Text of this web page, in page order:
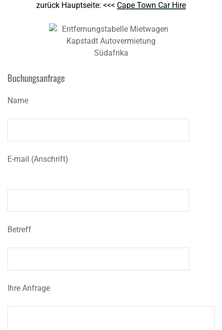
zurück Hauptseite: <<< Cape Town Car Hire
Buchungsanfrage
Name
E-mail (Anschrift)
Betreff
Ihre Anfrage